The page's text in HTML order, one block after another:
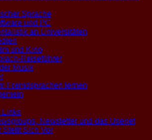
Sprache
und PC
an Universitäten
und Kino
Reiseführer
Musik
Fremdsprachen lernen
Links
Newsletter und das Usenet
Stellt Sich Vor